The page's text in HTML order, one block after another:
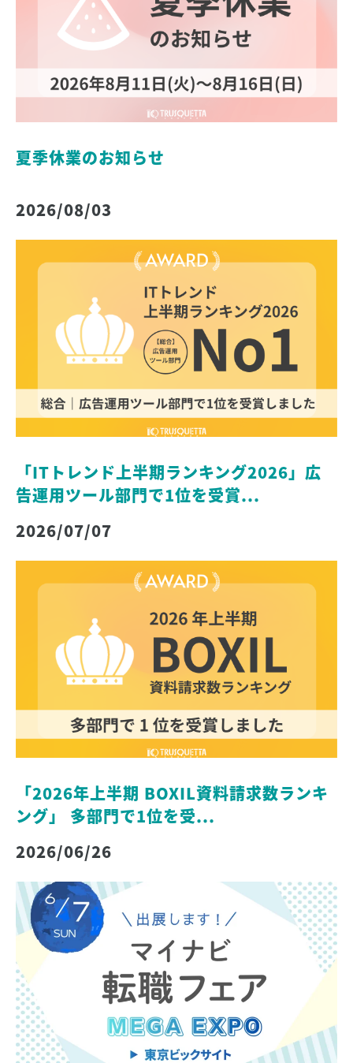
夏季休業のお知らせ
2026/08/03
「ITトレンド上半期ランキング2026」広
告運用ツール部門で1位を受賞...
2026/07/07
「2026年上半期 BOXIL資料請求数ランキ
ング」 多部門で1位を受...
2026/06/26